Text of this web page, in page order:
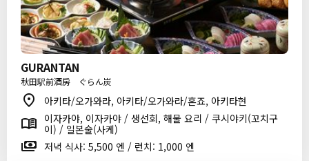
GURANTAN
秋田駅前酒房 ぐらん炭
아키타/오가와라, 아키타/오가와라/혼죠, 아키타현
이자카야, 이자카야 / 생선회, 해물 요리 / 쿠시야키(꼬치구
이) / 일본술(사케)
저녁 식사: 5,500 엔 / 런치: 1,000 엔